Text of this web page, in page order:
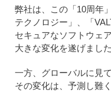
弊社は、この「10周年
テクノロジー」、「
セキュアなソフトウェ
大きな変化を遂げまし
一方、グローバルに見
その変化は、予測し難